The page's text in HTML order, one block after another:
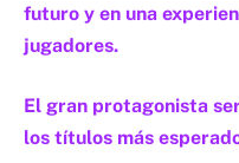
futuro y en una
jugadores.
El gran protagonista
los títulos más